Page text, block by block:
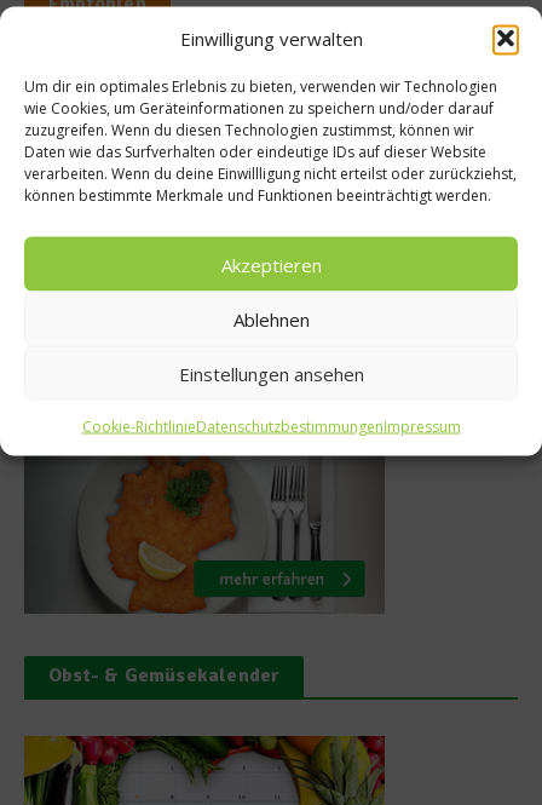
Einwilligung verwalten
Um dir ein optimales Erlebnis zu bieten, verwenden wir Technologien
wie Cookies, um Geräteinformationen zu speichern und/oder darauf
zuzugreifen. Wenn du diesen Technologien zustimmst, können wir
Daten wie das Surfverhalten oder eindeutige IDs auf dieser Website
verarbeiten. Wenn du deine Einwillligung nicht erteilst oder zurückziehst,
können bestimmte Merkmale und Funktionen beeinträchtigt werden.
Akzeptieren
Ablehnen
Einstellungen ansehen
Cookie-RichtlinieDatenschutzbestimmungenImpressum
aus
Rezepte
One Pot Pasta
mit Salsiccia
Was isst Deutschland
Obst- & Gemüsekalender